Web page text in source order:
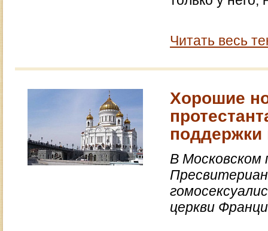
Читать весь
Хорошие
поддержки
В Московском
церкви